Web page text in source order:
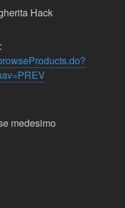
Hack
medesimo